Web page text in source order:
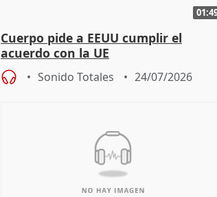
Cuerpo pide a EEUU cumplir el
acuerdo con la UE
Sonido Totales 24/07/2026